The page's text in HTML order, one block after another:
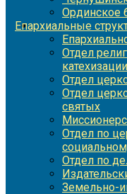
Ординское
Епархиальные
Отдел
катехизации
Отдел
Отдел
святых
Отдел по
Отдел по
Земельно-